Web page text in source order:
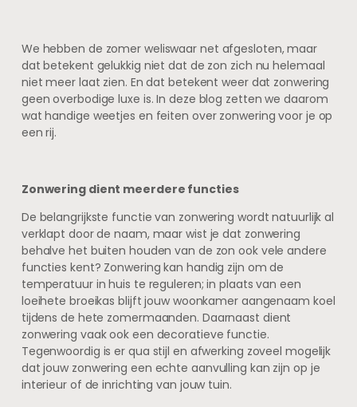
We hebben de zomer weliswaar net afgesloten, maar
dat betekent gelukkig niet dat de zon zich nu helemaal
niet meer laat zien. En dat betekent weer dat zonwering
geen overbodige luxe is. In deze blog zetten we daarom
wat handige weetjes en feiten over zonwering voor je op
een rij.
Zonwering dient meerdere functies
De belangrijkste functie van zonwering wordt natuurlijk al
verklapt door de naam, maar wist je dat zonwering
behalve het buiten houden van de zon ook vele andere
functies kent? Zonwering kan handig zijn om de
temperatuur in huis te reguleren; in plaats van een
loeihete broeikas blijft jouw woonkamer aangenaam koel
tijdens de hete zomermaanden. Daarnaast dient
zonwering vaak ook een decoratieve functie.
Tegenwoordig is er qua stijl en afwerking zoveel mogelijk
dat jouw zonwering een echte aanvulling kan zijn op je
interieur of de inrichting van jouw tuin.